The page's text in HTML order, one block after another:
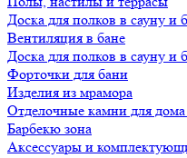
Доска для полков в сауну и
Вентиляция в бане
Доска для полков в сауну и
Форточки для бани
Изделия из мрамора
Отделочные камни для
Барбекю зона
Аксессуары и